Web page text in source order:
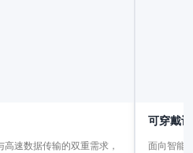
速数据传输的双重需求，
可穿戴
面向智能